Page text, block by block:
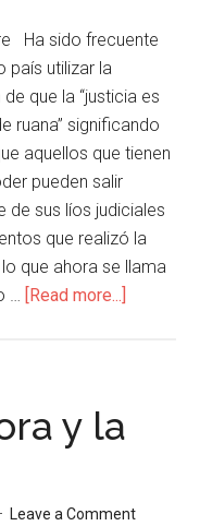
Ha sido frecuente
país utilizar la
que la “justicia es
ruana” significando
aquellos que tienen
pueden salir
de sus líos judiciales
que realizó la
que ahora se llama
… [Read more...]
y la
Leave a Comment